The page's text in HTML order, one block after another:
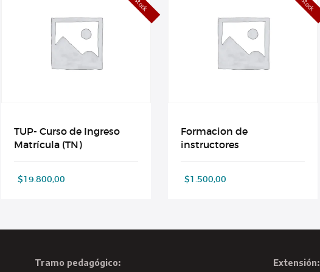
TUP- Curso de Ingreso
Matrícula (TN)
$19.800,00
Formacion de
instructores
$1.500,00
Tramo pedagógico: Extensión: